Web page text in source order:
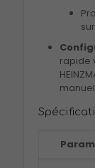
rapide
manuel